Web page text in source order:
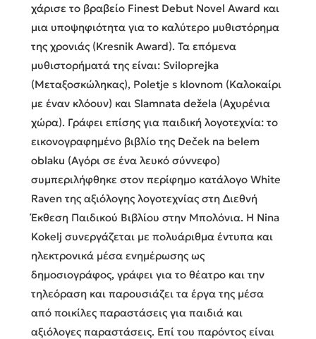
χάρισε το βραβείο Finest Debut Novel Award και
μια υποψηφιότητα για το καλύτερο μυθιστόρημα
της χρονιάς (Kresnik Award). Τα επόμενα
μυθιστορήματά της είναι: Sviloprejka
(Μεταξοσκώληκας), Poletje s klovnom (Καλοκαίρι
με έναν κλόουν) και Slamnata dežela (Αχυρένια
χώρα). Γράφει επίσης για παιδική λογοτεχνία: το
εικονογραφημένο βιβλίο της Deček na belem
oblaku (Αγόρι σε ένα λευκό σύννεφο)
συμπεριλήφθηκε στον περίφημο κατάλογο White
Raven της αξιόλογης λογοτεχνίας στη Διεθνή
Έκθεση Παιδικού Βιβλίου στην Μπολόνια. Η Nina
Kokelj συνεργάζεται με πολυάριθμα έντυπα και
ηλεκτρονικά μέσα ενημέρωσης ως
δημοσιογράφος, γράφει για το θέατρο και την
τηλεόραση και παρουσιάζει τα έργα της μέσα
από ποικίλες παραστάσεις για παιδιά και
αξιόλογες παραστάσεις. Επί του παρόντος είναι